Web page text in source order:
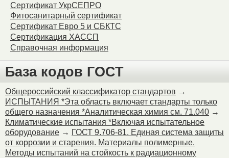
Сертификат УкрСЕПРО
Фитосанитарный сертификат
Сертификат Евро 5 и СБКТС
Сертификация ХАССП
Справочная информация
База кодов ГОСТ
Общероссийский классификатор стандартов →
ИСПЫТАНИЯ *Эта область включает стандарты только
общего назначения *Аналитическая химия см. 71.040 →
Климатические испытания *Включая испытательное
оборудование → ГОСТ 9.706-81. Единая система защиты
от коррозии и старения. Материалы полимерные.
Методы испытаний на стойкость к радиационному